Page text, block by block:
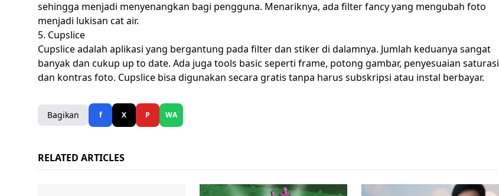
sehingga menjadi menyenangkan bagi pengguna. Menariknya, ada filter fancy yang mengubah foto
menjadi lukisan cat air.
5. Cupslice
Cupslice adalah aplikasi yang bergantung pada filter dan stiker di dalamnya. Jumlah keduanya sangat
banyak dan cukup up to date. Ada juga tools basic seperti frame, potong gambar, penyesuaian saturasi
dan kontras foto. Cupslice bisa digunakan secara gratis tanpa harus subskripsi atau instal berbayar.
Bagikan f X P WA
RELATED ARTICLES